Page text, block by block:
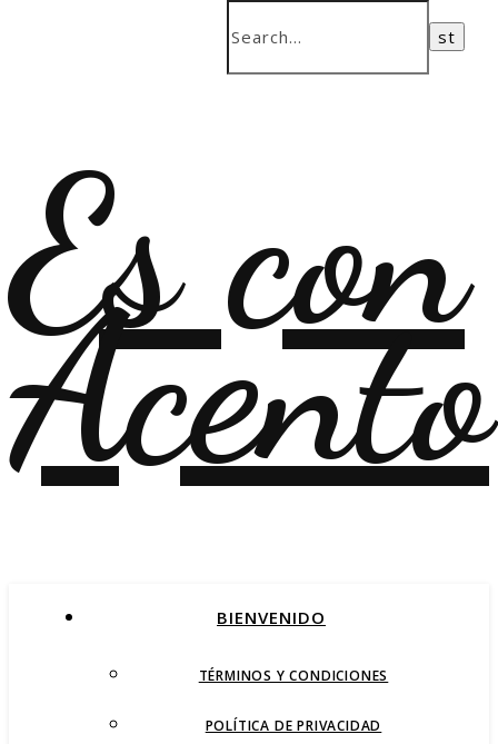
Es con
Acento
BIENVENIDO
TÉRMINOS Y CONDICIONES
POLÍTICA DE PRIVACIDAD